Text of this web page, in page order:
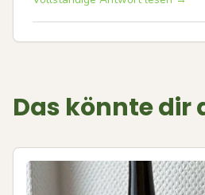
Das könnte dir